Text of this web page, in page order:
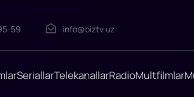
59 info@biztv.uz
SeriallarTelekanallarRadioMultfilmlar